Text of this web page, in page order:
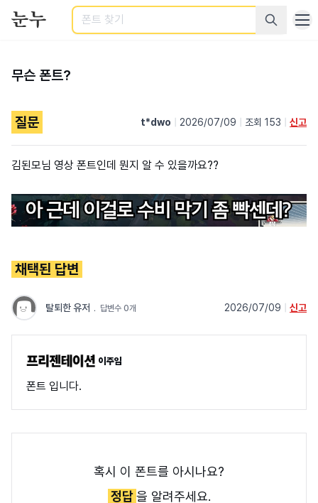
검색
무슨 폰트?
질문 t*dwo 2026/07/09 조회 153 신고
김된모님 영상 폰트인데 뭔지 알 수 있을까요??
채택된 답변
탈퇴한 유저 ﹒ 답변수 0개 2026/07/09 신고
이주임
폰트 입니다.
혹시 이 폰트를 아시나요?
정답을 알려주세요.